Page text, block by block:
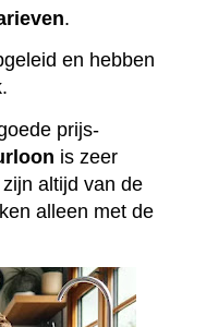
.
en hebben
prijs-
is zeer
altijd van de
alleen met de